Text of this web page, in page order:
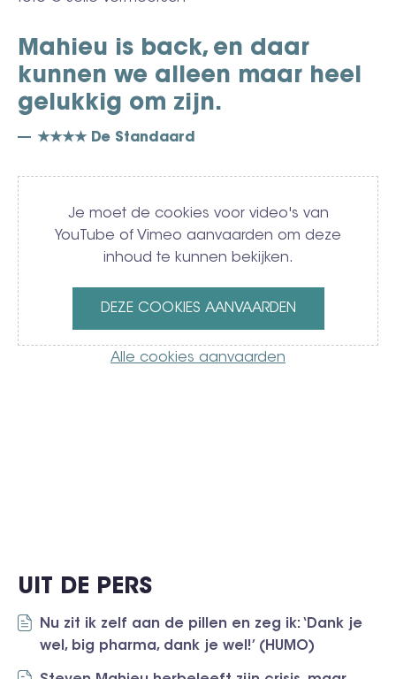
Mahieu is back, en daar
kunnen we alleen maar heel
gelukkig om zijn.
★★★★ De Standaard
Video
Je moet de cookies voor video's van
YouTube of Vimeo aanvaarden om deze
inhoud te kunnen bekijken.
DEZE COOKIES AANVAARDEN
Alle cookies aanvaarden
UIT DE PERS
Nu zit ik zelf aan de pillen en zeg ik: ‘Dank je
wel, big pharma, dank je wel!’ (HUMO)